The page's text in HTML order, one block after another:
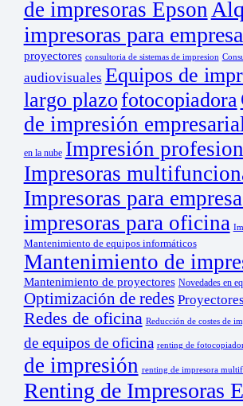
de impresoras Epson
impresoras para
proyectores consultoria de sistemas de impresion
audiovisuales Equipos de
largo plazofotocopiadora
de impresión
en la nube Impresión
Impresoras
Impresoras para
impresoras para oficina
Mantenimiento de equipos informáticos
Mantenimiento de
Mantenimiento de proyectores Novedades en
Optimización de redes
Redes de oficina Reducción de costes de
de equipos de oficina renting de
de impresión renting de impresora
Renting de Impresoras